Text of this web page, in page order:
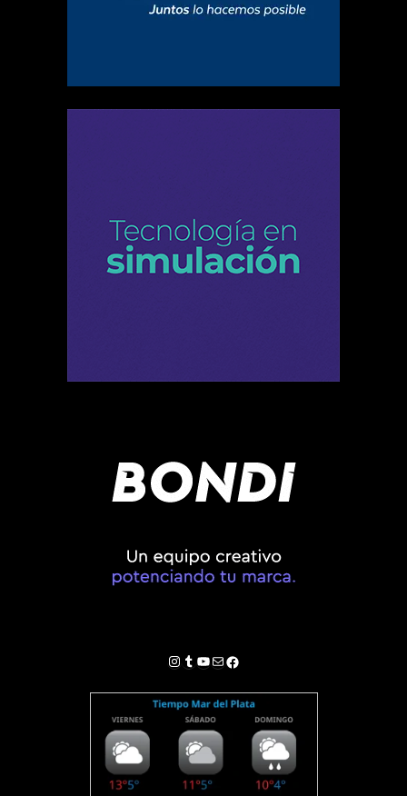
Instagram
Tumblr
YouTube
Correo electrónico
Facebook